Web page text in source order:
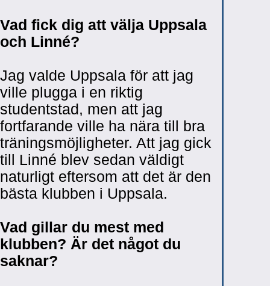
Vad fick dig att välja Uppsala
och Linné?
Jag valde Uppsala för att jag
ville plugga i en riktig
studentstad, men att jag
fortfarande ville ha nära till bra
träningsmöjligheter. Att jag gick
till Linné blev sedan väldigt
naturligt eftersom att det är den
bästa klubben i Uppsala.
Vad gillar du mest med
klubben? Är det något du
saknar?